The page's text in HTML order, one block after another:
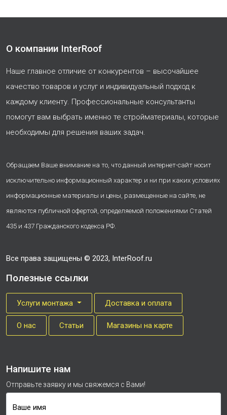
О компании InterRoof
Наше главное отличие от конкурентов – высочайшее
качество товаров и услуг и индивидуальный подход к
каждому клиенту. Профессиональные консультанты
помогут вам выбрать именно те стройматериалы, которые
необходимы для решения ваших задач.
Обращаем Ваше внимание на то, что данный интернет-сайт носит
исключительно информационный характер и ни при каких условиях
информационные материалы и цены, размещенные на сайте, не
являются публичной офертой, определяемой положениями Статей
435 и 437 Гражданского кодекса РФ.
Все права защищены © 2023, InterRoof.ru
Полезные ссылки
Услуги монтажа Доставка и оплата
О нас Cтатьи Магазины на карте
Напишите нам
Отправьте заявку и мы свяжемся с Вами!
Ваше имя